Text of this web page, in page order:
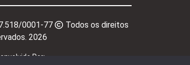
0001-77
Todos os direitos
2026
Por: